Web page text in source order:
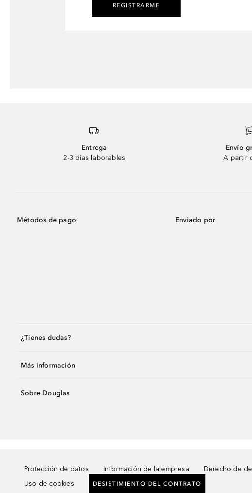
REGISTRARME
Entrega
2-3 días laborables
Envío
A partir
Métodos de pago Enviado por
¿Tienes dudas?
Más información
Sobre Douglas
Protección de datos Información de la empresa Derecho de
Uso de cookies
DESISTIMIENTO DEL CONTRATO